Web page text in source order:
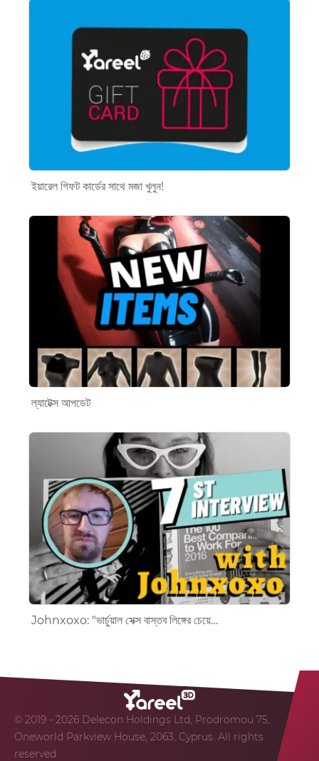
ইয়ারেল গিফট কার্ডের সাথে মজা খুলুন!
ল্যাটেক্স আপডেট
Johnxoxo: "ভার্চুয়াল সেক্স বাস্তব লিঙ্গের চেয়ে…
© 2019 - 2026 Delecon Holdings Ltd, Prodromou 75,
Oneworld Parkview House, 2063, Cyprus. All rights
reserved.